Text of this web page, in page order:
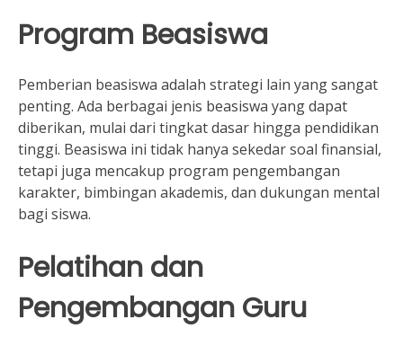
Program Beasiswa
Pemberian beasiswa adalah strategi lain yang sangat
penting. Ada berbagai jenis beasiswa yang dapat
diberikan, mulai dari tingkat dasar hingga pendidikan
tinggi. Beasiswa ini tidak hanya sekedar soal finansial,
tetapi juga mencakup program pengembangan
karakter, bimbingan akademis, dan dukungan mental
bagi siswa.
Pelatihan dan
Pengembangan Guru